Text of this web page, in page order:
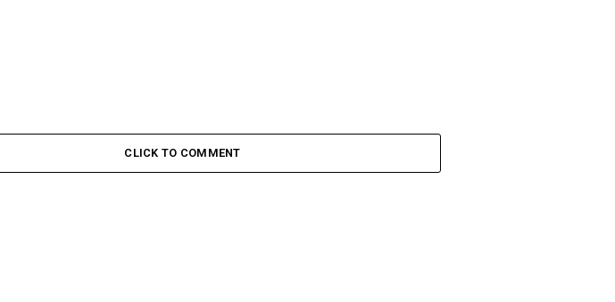
CLICK TO COMMENT